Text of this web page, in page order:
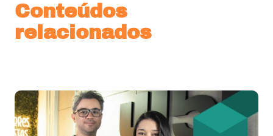
Conteúdos
relacionados